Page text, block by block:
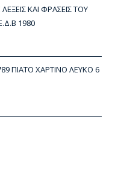
ΚΑΙ ΦΡΑΣΕΙΣ ΤΟΥ
1980
ΠΙΑΤΟ ΧΑΡΤΙΝΟ ΛΕΥΚΟ 6